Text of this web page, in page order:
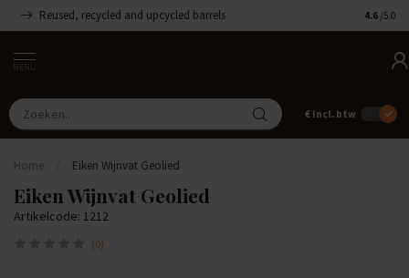
Reused, recycled and upcycled barrels 4.6 /5.0
MENU
€ Incl. btw
Home Eiken Wijnvat Geolied
Eiken Wijnvat Geolied
Artikelcode: 1212
(0)